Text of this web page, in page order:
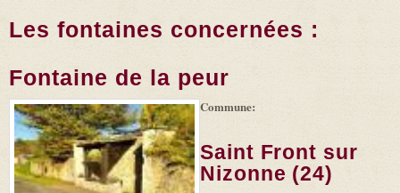
Les fontaines concernées :
Fontaine de la peur
-
Leaflet (link is
|
Tiles
(link is
external)
©
Microsoft
and
suppliers
Commune:
Saint Front sur
Nizonne (24)